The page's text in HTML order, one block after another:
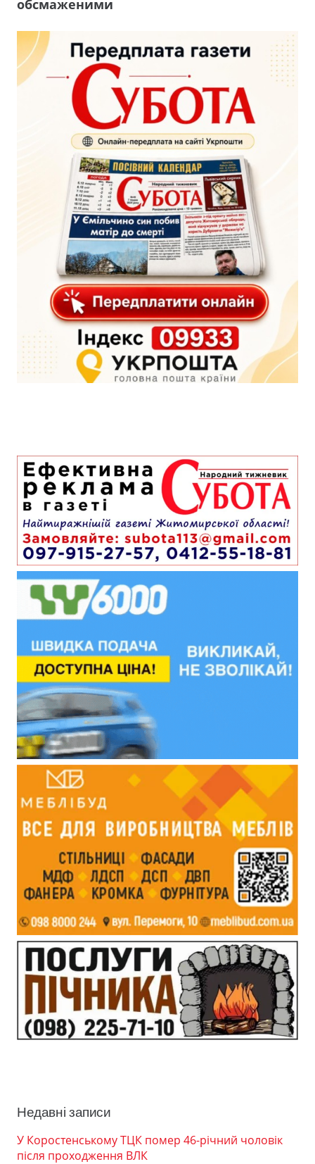
обсмаженими
Недавні записи
У Коростенському ТЦК помер 46-річний чоловік
після проходження ВЛК